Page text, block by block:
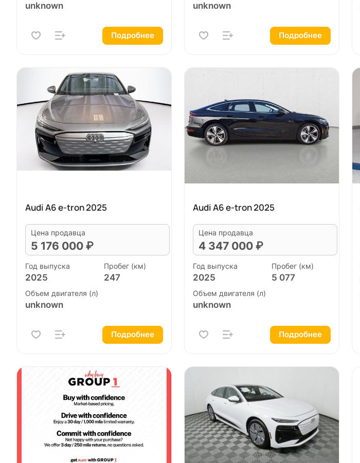
unknown
Подробнее
unknown
Подробнее
Audi A6 e-tron 2025
Цена продавца
5 176 000 ₽
Год выпуска
2025
Пробег (км)
247
Объем двигателя (л)
unknown
Подробнее
Audi A6 e-tron 2025
Цена продавца
4 347 000 ₽
Год выпуска
2025
Пробег (км)
5 077
Объем двигателя (л)
unknown
Подробнее